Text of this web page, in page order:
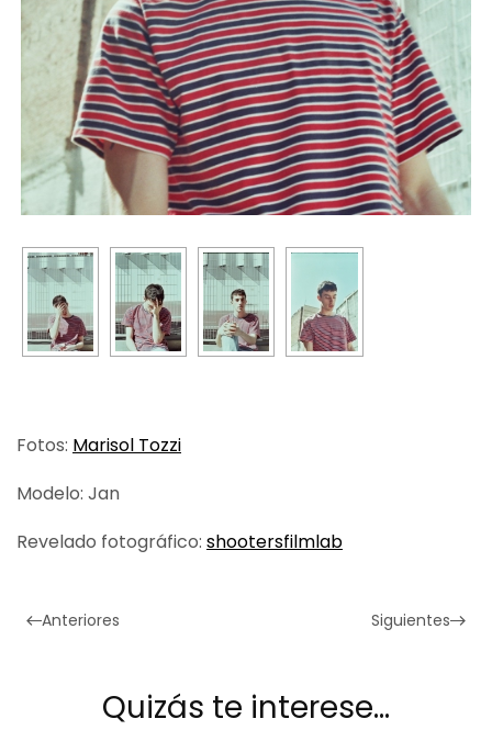
Fotos: Marisol Tozzi
Modelo: Jan
Revelado fotográfico: shootersfilmlab
Anteriores Siguientes
Quizás te interese…